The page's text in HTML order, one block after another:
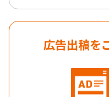
広告出稿を